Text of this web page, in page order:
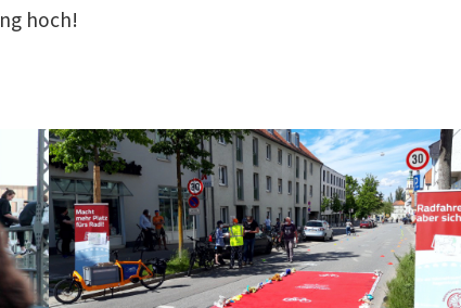
hoch!